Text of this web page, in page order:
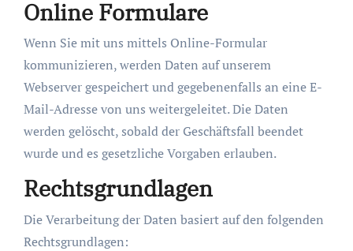
Online Formulare
Wenn Sie mit uns mittels Online-Formular
kommunizieren, werden Daten auf unserem
Webserver gespeichert und gegebenenfalls an eine E-
Mail-Adresse von uns weitergeleitet. Die Daten
werden gelöscht, sobald der Geschäftsfall beendet
wurde und es gesetzliche Vorgaben erlauben.
Rechtsgrundlagen
Die Verarbeitung der Daten basiert auf den folgenden
Rechtsgrundlagen: